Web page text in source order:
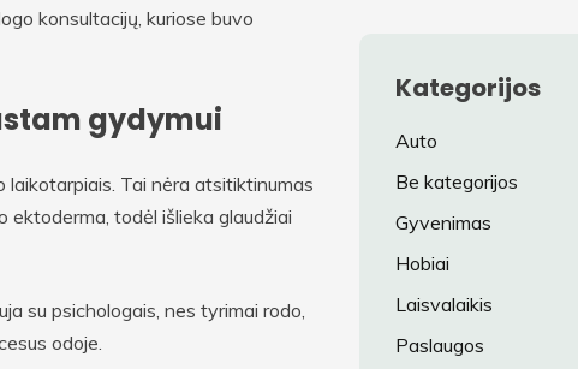
konsultacijų, kuriose buvo
gydymui
Tai nėra atsitiktinumas
todėl išlieka glaudžiai
su psichologais, nes tyrimai rodo,
odoje.
Kategorijos
Auto
Be kategorijos
Gyvenimas
Hobiai
Laisvalaikis
Paslaugos